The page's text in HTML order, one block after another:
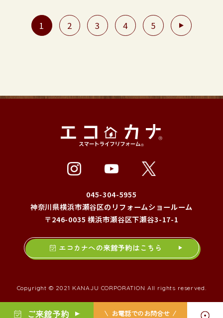
1 2 3 4 5
045-304-5955
神奈川県横浜市瀬谷区のリフォームショールーム
〒246-0035 横浜市瀬谷区下瀬谷3-17-1
エコカナへの来館予約はこちら
Copyright © 2021 KANAJU CORPORATION All rights reserved.
ご来館予約 お電話でのお問合せ